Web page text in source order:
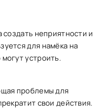
создать неприятности и
для намёка на
устроить.
проблемы для
свои действия.